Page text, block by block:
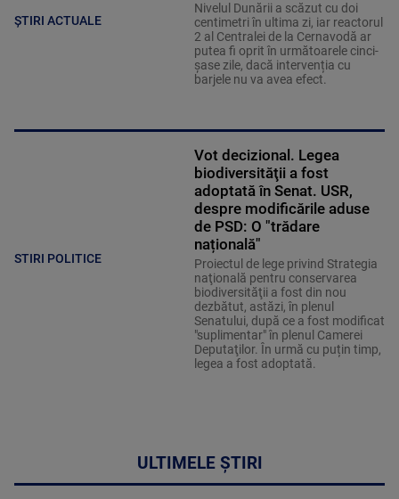
ȘTIRI ACTUALE
Nivelul Dunării a scăzut cu doi
centimetri în ultima zi, iar reactorul
2 al Centralei de la Cernavodă ar
putea fi oprit în următoarele cinci-
șase zile, dacă intervenția cu
barjele nu va avea efect.
STIRI POLITICE
Vot decizional. Legea
biodiversităţii a fost
adoptată în Senat. USR,
despre modificările aduse
de PSD: O "trădare
națională"
Proiectul de lege privind Strategia
naţională pentru conservarea
biodiversităţii a fost din nou
dezbătut, astăzi, în plenul
Senatului, după ce a fost modificat
"suplimentar" în plenul Camerei
Deputaţilor. În urmă cu puțin timp,
legea a fost adoptată.
ULTIMELE ȘTIRI